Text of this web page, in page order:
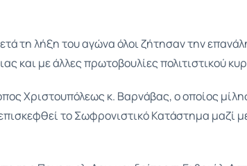
τη λήξη του αγώνα όλοι ζήτησαν την
και με άλλες πρωτοβουλίες πολιτιστικού
Χριστουπόλεως κ. Βαρνάβας, ο οποίος
το Σωφρονιστικό Κατάστημα μαζί